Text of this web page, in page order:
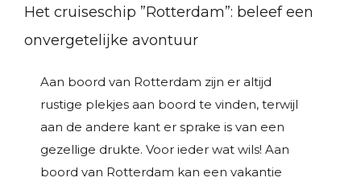
Het cruiseschip ”Rotterdam”: beleef een
onvergetelijke avontuur
Aan boord van Rotterdam zijn er altijd
rustige plekjes aan boord te vinden, terwijl
aan de andere kant er sprake is van een
gezellige drukte. Voor ieder wat wils! Aan
boord van Rotterdam kan een vakantie